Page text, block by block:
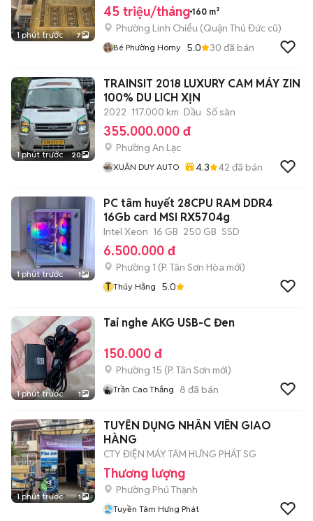
1 phút trước 7
45 triệu/tháng 160 m²
Phường Linh Chiểu (Quận Thủ Đức cũ)
Bé Phường Homy 5.0 30 đã bán
1 phút trước 20
TRAINSIT 2018 LUXURY CAM MÁY ZIN
100% DU LICH XỊN
2022 117.000 km Dầu Số sàn
355.000.000 đ
Phường An Lạc
XUÂN DUY AUTO 4.3 42 đã bán
1 phút trước 1
PC tâm huyết 28CPU RAM DDR4
16Gb card MSI RX5704g
Intel Xeon 16 GB 250 GB SSD
6.500.000 đ
Phường 1 (P. Tân Sơn Hòa mới)
T Thúy Hằng 5.0
1 phút trước 1
Tai nghe AKG USB-C Đen
150.000 đ
Phường 15 (P. Tân Sơn mới)
Trần Cao Thắng 8 đã bán
1 phút trước 1
TUYỂN DỤNG NHÂN VIÊN GIAO
HÀNG
CTY ĐIỆN MÁY TÂM HƯNG PHÁT SG
Thương lượng
Phường Phú Thạnh
Tuyền Tâm Hưng Phát